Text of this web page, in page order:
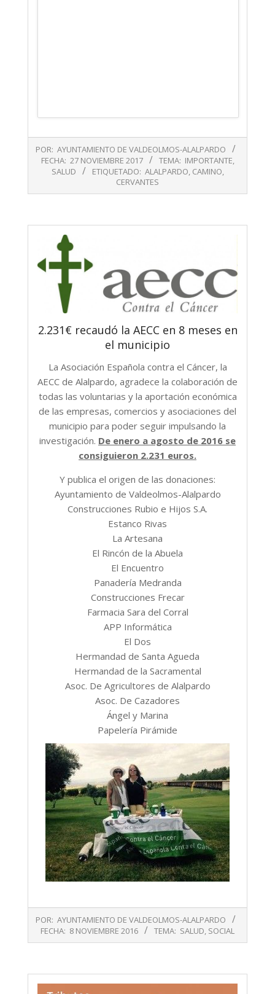
11-
POR: AYUNTAMIENTO DE VALDEOLMOS-ALALPARDO
FECHA: 27 NOVIEMBRE 2017 TEMA: IMPORTANTE
SALUD
ETIQUETADO: ALALPARDO CAMINO
CERVANTES
2.231€ recaudó la AECC en 8 meses en
el municipio
La Asociación Española contra el Cáncer, la
AECC de Alalpardo, agradece la colaboración de
todas las voluntarias y la aportación económica
de las empresas, comercios y asociaciones del
municipio para poder seguir impulsando la
investigación. De enero a agosto de 2016 se
consiguieron 2.231 euros.
Y publica el origen de las donaciones:
Ayuntamiento de Valdeolmos-Alalpardo
Construcciones Rubio e Hijos S.A.
Estanco Rivas
La Artesana
El Rincón de la Abuela
El Encuentro
Panadería Medranda
Construcciones Frecar
Farmacia Sara del Corral
APP Informática
El Dos
Hermandad de Santa Agueda
Hermandad de la Sacramental
Asoc. De Agricultores de Alalpardo
Asoc. De Cazadores
Ángel y Marina
Papelería Pirámide
11-
POR: AYUNTAMIENTO DE VALDEOLMOS-ALALPARDO
FECHA: 8 NOVIEMBRE 2016 TEMA: SALUD SOCIAL